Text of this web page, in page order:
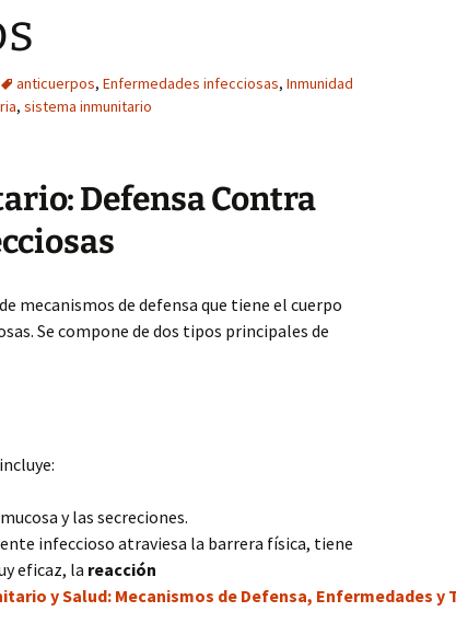
anticuerpos, Enfermedades infecciosas, Inmunidad
, sistema inmunitario
Defensa Contra
mecanismos de defensa que tiene el cuerpo
Se compone de dos tipos principales de
y las secreciones.
infeccioso atraviesa la barrera física, tiene
eficaz, la reacción
y Salud: Mecanismos de Defensa, Enfermedades y